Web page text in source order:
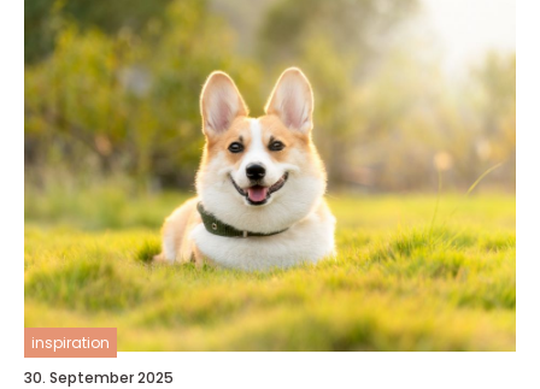
inspiration
30. September 2025